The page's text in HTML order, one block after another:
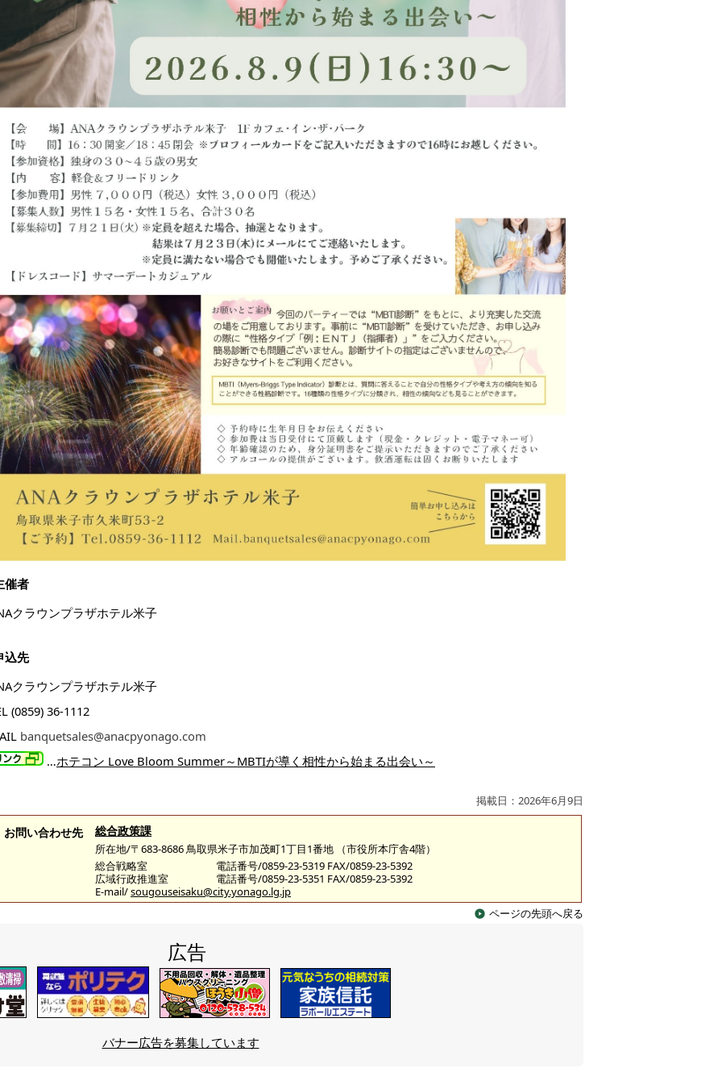
催者
クラウンプラザホテル米子
込先
クラウンプラザホテル米子
(0859) 36-1112
banquetsales@anacpyonago.com
…ホテコン Love Bloom Summer～MBTIが導く相性から始まる出会い～
掲載日：2026年6月9日
お問い合わせ先 総合政策課
所在地/〒683-8686 鳥取県米子市加茂町1丁目1番地 （市役所本庁舎4階）
総合戦略室
電話番号/0859-23-5319 FAX/0859-23-5392
広域行政推進室
電話番号/0859-23-5351 FAX/0859-23-5392
E-mail/sougouseisaku@city.yonago.lg.jp
ページの先頭へ戻る
広告
バナー広告を募集しています